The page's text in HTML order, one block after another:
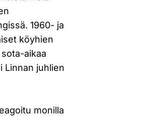
1960- ja
köyhien
aikaa
Linnan juhlien
monilla